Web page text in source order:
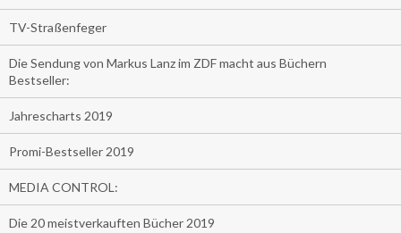
TV-Straßenfeger
Die Sendung von Markus Lanz im ZDF macht aus Büchern
Bestseller:
Jahrescharts 2019
Promi-Bestseller 2019
MEDIA CONTROL:
Die 20 meistverkauften Bücher 2019